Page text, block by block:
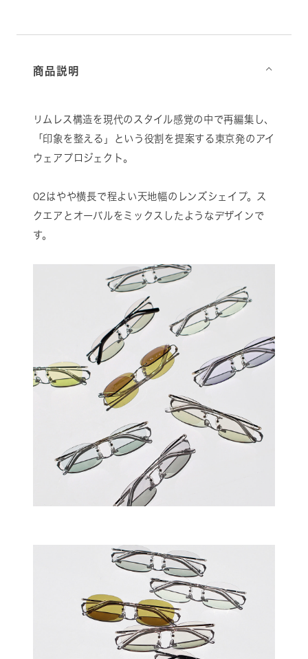
商品説明 ⌵
リムレス構造を現代のスタイル感覚の中で再編集し、
「印象を整える」という役割を提案する東京発のアイ
ウェアプロジェクト。
02はやや横長で程よい天地幅のレンズシェイプ。ス
クエアとオーバルをミックスしたようなデザインで
す。